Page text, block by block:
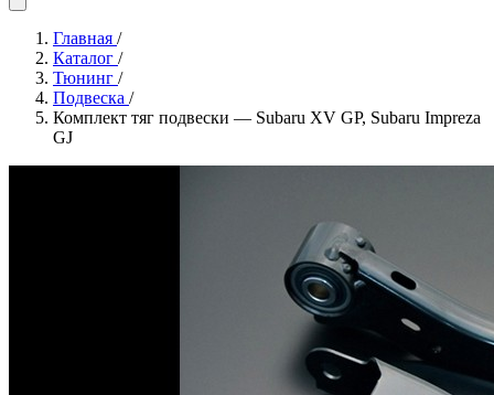
Главная /
Каталог /
Тюнинг /
Подвеска /
Комплект тяг подвески — Subaru XV GP, Subaru Impreza
GJ